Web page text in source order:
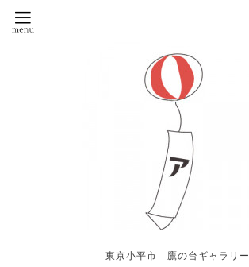
東京小平市 鷹の台ギャラリー